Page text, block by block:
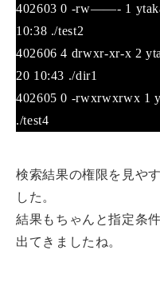
402603 0 -rw——- 1
10:38 ./test2
402606 4 drwxr-xr-x 2
20 10:43 ./dir1
402605 0 -rwxrwxrwx 1
./test4
検索結果の権限を見や
した。
結果もちゃんと指定条
出てきましたね。